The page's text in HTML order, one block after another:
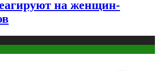
на женщин-